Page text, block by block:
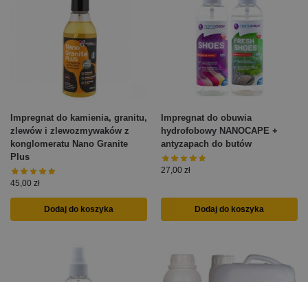
Impregnat do kamienia, granitu,
zlewów i zlewozmywaków z
konglomeratu Nano Granite
Plus
45,00 zł
Dodaj do koszyka
Impregnat do obuwia
hydrofobowy NANOCAPE +
antyzapach do butów
27,00 zł
Dodaj do koszyka